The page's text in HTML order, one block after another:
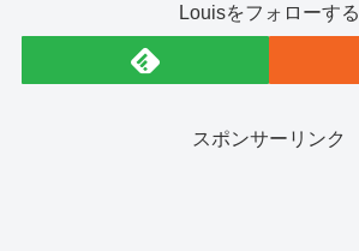
Louisをフォローする
スポンサーリンク